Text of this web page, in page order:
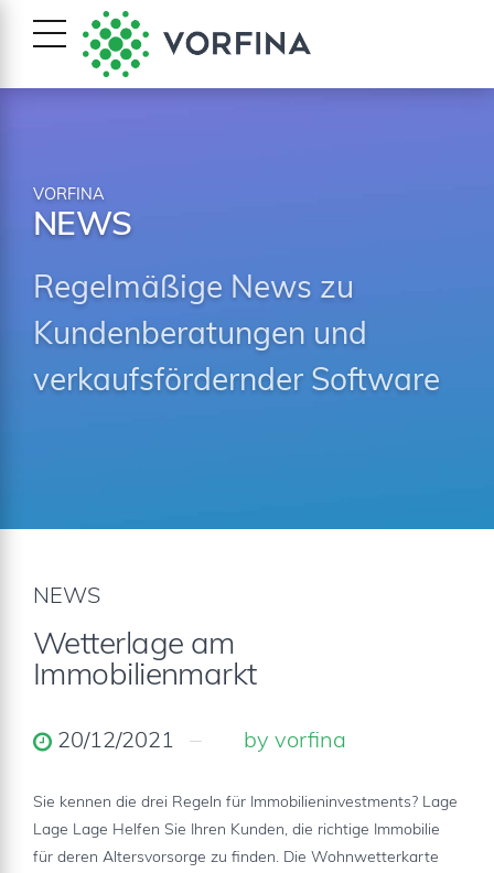
VORFINA
NEWS
Regelmäßige News zu
Kundenberatungen und
verkaufsfördernder Software
NEWS
Wetterlage am
Immobilienmarkt
20/12/2021 by vorfina
Sie kennen die drei Regeln für Immobilieninvestments? Lage
Lage Lage Helfen Sie Ihren Kunden, die richtige Immobilie
für deren Altersvorsorge zu finden. Die Wohnwetterkarte